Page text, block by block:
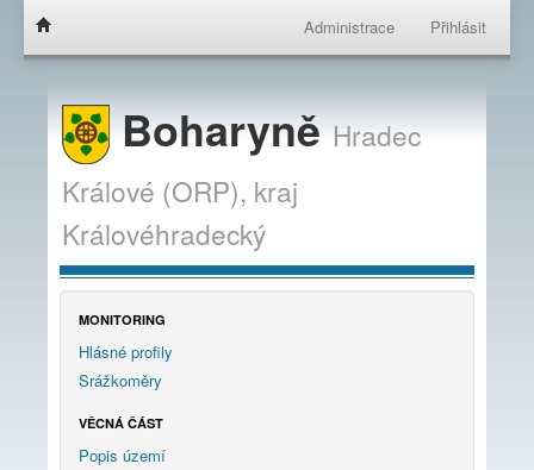
Administrace Přihlásit
BoharyněHradec
Králové (ORP), kraj
Královéhradecký
MONITORING
Hlásné profily
Srážkoměry
VĚCNÁ ČÁST
Popis území